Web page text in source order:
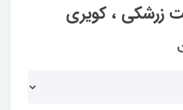
زرشکی ، کویری